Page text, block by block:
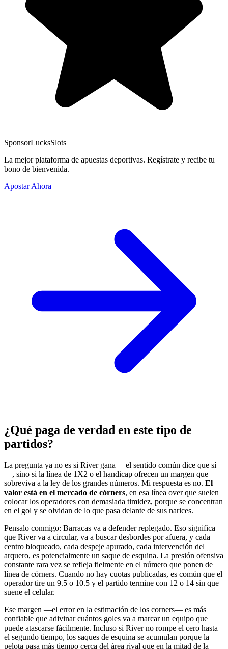
SponsorLucksSlots
La mejor plataforma de apuestas deportivas. Regístrate y recibe tu
bono de bienvenida.
Apostar Ahora
¿Qué paga de verdad en este tipo de
partidos?
La pregunta ya no es si River gana —el sentido común dice que sí
—, sino si la línea de 1X2 o el handicap ofrecen un margen que
sobreviva a la ley de los grandes números. Mi respuesta es no. El
valor está en el mercado de córners, en esa línea over que suelen
colocar los operadores con demasiada timidez, porque se concentran
en el gol y se olvidan de lo que pasa delante de sus narices.
Pensalo conmigo: Barracas va a defender replegado. Eso significa
que River va a circular, va a buscar desbordes por afuera, y cada
centro bloqueado, cada despeje apurado, cada intervención del
arquero, es potencialmente un saque de esquina. La presión ofensiva
constante rara vez se refleja fielmente en el número que ponen de
línea de córners. Cuando no hay cuotas publicadas, es común que el
operador tire un 9.5 o 10.5 y el partido termine con 12 o 14 sin que
suene el celular.
Ese margen —el error en la estimación de los corners— es más
confiable que adivinar cuántos goles va a marcar un equipo que
puede atascarse fácilmente. Incluso si River no rompe el cero hasta
el segundo tiempo, los saques de esquina se acumulan porque la
pelota pasa más tiempo cerca del área rival que en la mitad de la